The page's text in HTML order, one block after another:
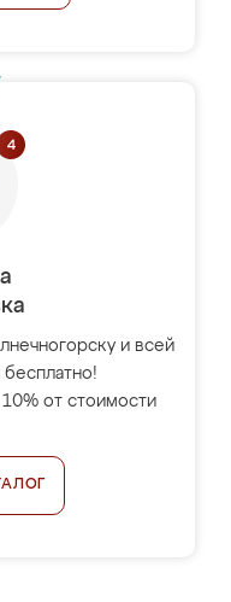
и всей
от стоимости